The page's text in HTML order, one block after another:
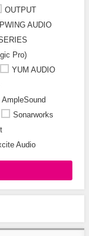
OUTPUT
AUDIO
Pro)
YUM AUDIO
AmpleSound
Sonarworks
Audio